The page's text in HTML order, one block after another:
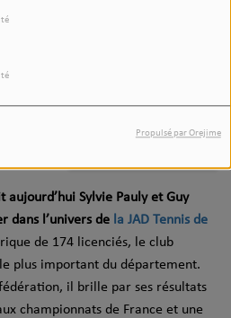
Propulsé par Orejime
aujourd’hui Sylvie Pauly et Guy
dans l’univers de la JAD Tennis de
de 174 licenciés, le club
plus important du département.
il brille par ses résultats
championnats de France et une